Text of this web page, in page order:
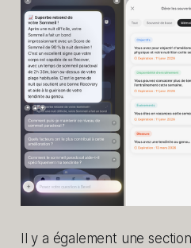
Il y a également une